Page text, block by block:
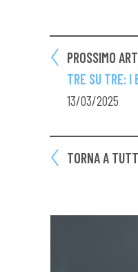
PROSSIMO
TRE SU TRE: I
13/03/2025
TORNA A